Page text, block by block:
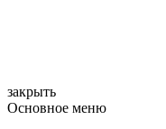
закрыть
Основное меню